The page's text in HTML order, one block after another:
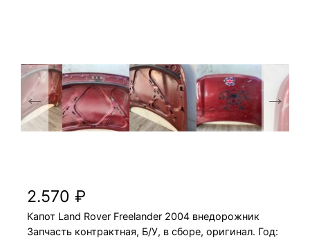
2.570₽
Капот Land Rover Freelander 2004 внедорожник
Запчасть контрактная, Б/У, в сборе, оригинал. Год: